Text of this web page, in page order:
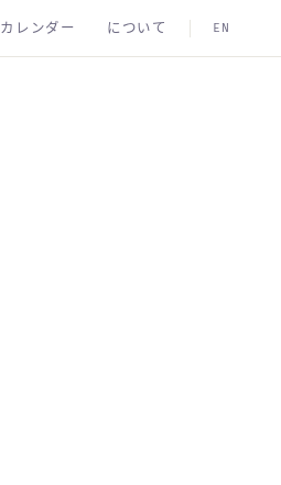
カレンダー について EN